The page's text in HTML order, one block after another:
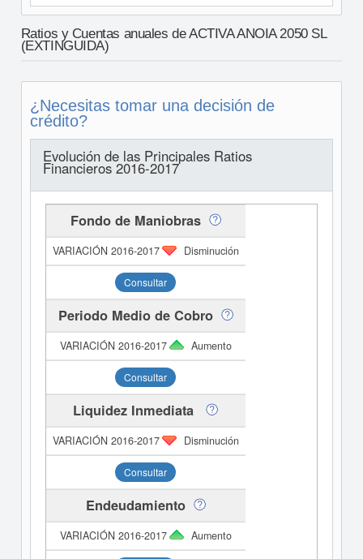
Ratios y Cuentas anuales de ACTIVA ANOIA 2050 SL
(EXTINGUIDA)
¿Necesitas tomar una decisión de
crédito?
Evolución de las Principales Ratios
Financieros 2016-2017
Fondo de Maniobras
Disminución
Consultar
Periodo Medio de Cobro
Aumento
Consultar
Liquidez Inmediata
Disminución
Consultar
Endeudamiento
Aumento